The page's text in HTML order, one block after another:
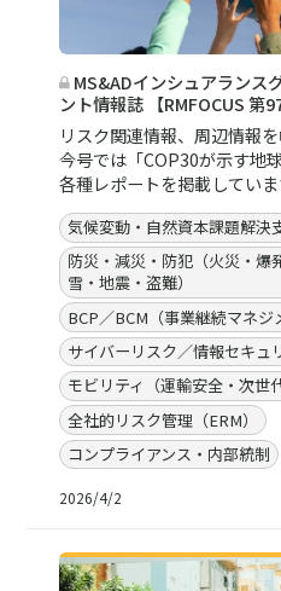
MS&ADインシュアランス
ント情報誌 【RMFOCUS 第97
リスク関連情報、周辺情報
今号では「COP30が示す地
各種レポートを掲載していま
気候変動・自然資本課題解決
防災・減災・防犯（火災・爆
雪・地震・盗難）
BCP／BCM（事業継続マネジ
サイバーリスク／情報セキュ
モビリティ（運輸安全・次世
全社的リスク管理（ERM）
コンプライアンス・内部統制
2026/4/2